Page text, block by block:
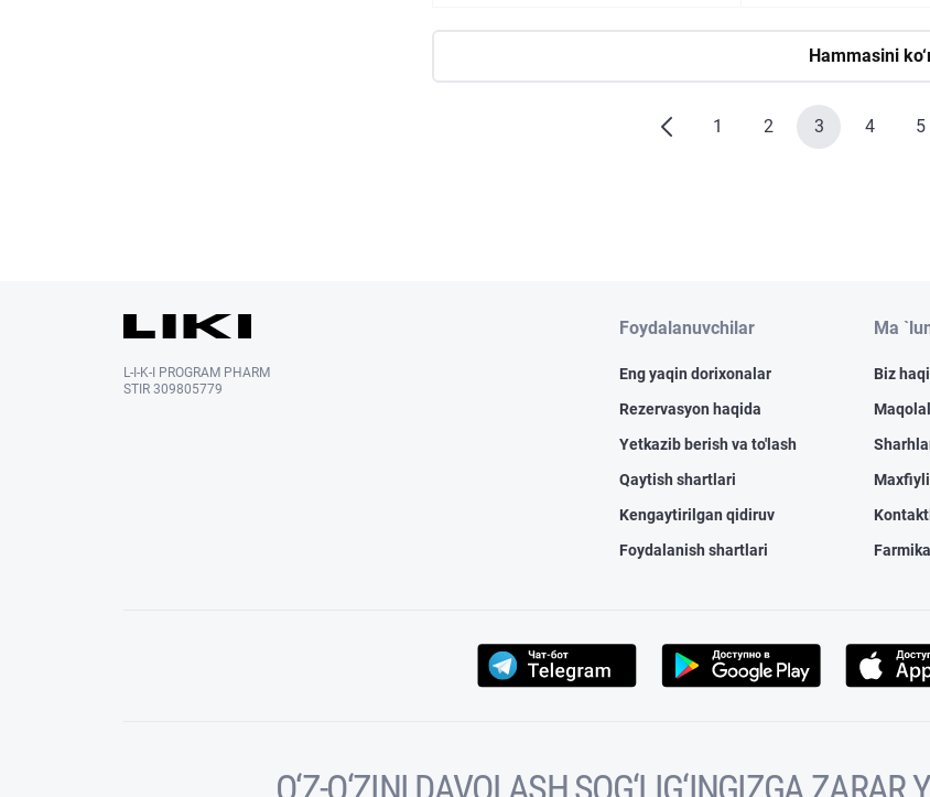
Hammasini
1 2 3 4 5
L-I-K-I PROGRAM PHARM
STIR 309805779
Foydalanuvchilar
Eng yaqin dorixonalar
Rezervasyon haqida
Yetkazib berish va to'lash
Qaytish shartlari
Kengaytirilgan qidiruv
Foydalanish shartlari
Ma
Biz
O‘Z-O‘ZINI DAVOLASH SOG‘LIG‘INGIZGA